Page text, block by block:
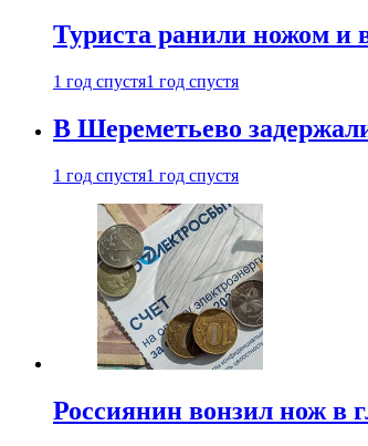
Туриста ранили ножом
1 год спустя1 год спустя
В Шереметьево
1 год спустя1 год спустя
Россиянин вонзил нож в